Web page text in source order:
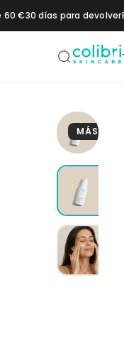
Saltar al contenido
60 €30 días para devolver
Daily SPF 50+
Moisturizer
Vitamin C
Booster
Hidratación
MÁS